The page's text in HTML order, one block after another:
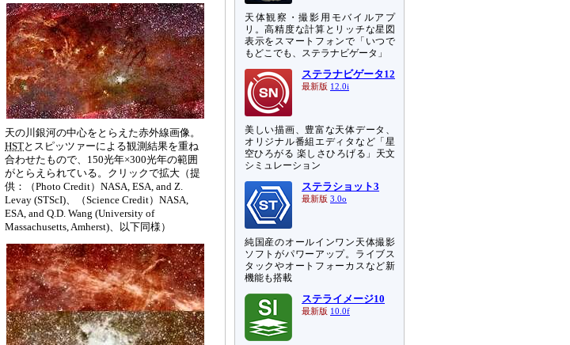
天の川銀河の中心をとらえた赤外線画像。
HSTとスピッツァーによる観測結果を重ね
合わせたもので、150光年×300光年の範囲
がとらえられている。クリックで拡大（提
供：（Photo Credit）NASA, ESA, and Z.
Levay (STScI)、（Science Credit）NASA,
ESA, and Q.D. Wang (University of
Massachusetts, Amherst)、以下同様）
天体観察・撮影用モバイルアプ
リ。高精度な計算とリッチな星図
表示をスマートフォンで「いつで
もどこでも、ステラナビゲータ」
ステラナビゲータ12
最新版 12.0i
美しい描画、豊富な天体データ、
オリジナル番組エディタなど「星
空ひろがる 楽しさひろげる」天文
シミュレーション
ステラショット3
最新版 3.0o
純国産のオールインワン天体撮影
ソフトがパワーアップ。ライブス
タックやオートフォーカスなど新
機能も搭載
ステライメージ10
最新版 10.0f